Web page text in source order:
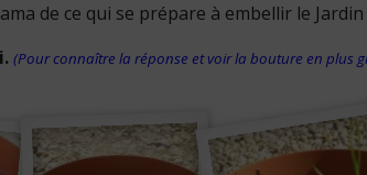
de ce qui se prépare à embellir le
(Pour connaître la réponse et voir la bouture en plus